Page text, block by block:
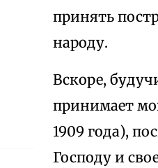
принять
народу.
Вскоре,
принимает
1909 года),
Господу и